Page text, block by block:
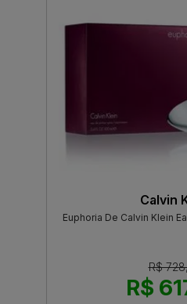
Calvin
Euphoria De Calvin Klein
R$
R$